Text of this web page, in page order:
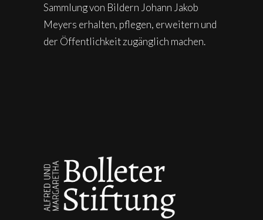
Sammlung von Bildern Johann Jakob
Meyers erhalten, pflegen, erweitern und
der Öffentlichkeit zugänglich machen.